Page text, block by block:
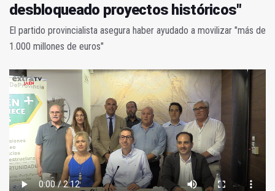
desbloqueado proyectos históricos"
El partido provincialista asegura haber ayudado a movilizar "más de
1.000 millones de euros"